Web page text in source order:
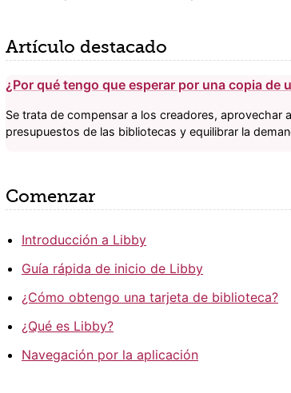
Artículo destacado
¿Por qué tengo que esperar por una copia de
Se trata de compensar a los creadores, aprovechar
presupuestos de las bibliotecas y equilibrar la
Comenzar
Introducción a Libby
Guía rápida de inicio de Libby
¿Cómo obtengo una tarjeta de biblioteca?
¿Qué es Libby?
Navegación por la aplicación